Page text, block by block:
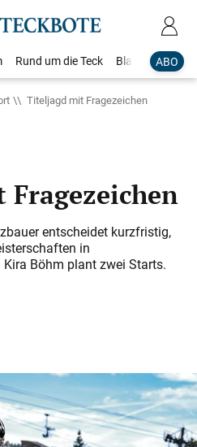
ABO
Rund um die Teck Blaulicht
Titeljagd mit Fragezeichen
entscheidet kurzfristig,
in
Böhm plant zwei Starts.